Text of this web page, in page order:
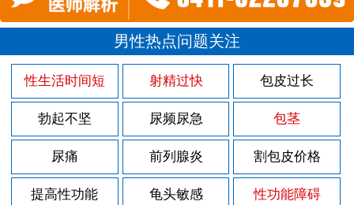
男性热点问题关注
性生活时间短 射精过快 包皮过长
勃起不坚 尿频尿急 包茎
尿痛 前列腺炎 割包皮价格
提高性功能 龟头敏感 性功能障碍